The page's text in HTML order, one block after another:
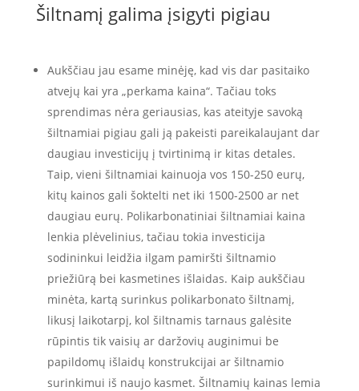
Šiltnamį galima įsigyti pigiau
Aukščiau jau esame minėję, kad vis dar pasitaiko
atvejų kai yra „perkama kaina“. Tačiau toks
sprendimas nėra geriausias, kas ateityje savoką
šiltnamiai pigiau gali ją pakeisti pareikalaujant dar
daugiau investicijų į tvirtinimą ir kitas detales.
Taip, vieni šiltnamiai kainuoja vos 150-250 eurų,
kitų kainos gali šoktelti net iki 1500-2500 ar net
daugiau eurų. Polikarbonatiniai šiltnamiai kaina
lenkia plėvelinius, tačiau tokia investicija
sodininkui leidžia ilgam pamiršti šiltnamio
priežiūrą bei kasmetines išlaidas. Kaip aukščiau
minėta, kartą surinkus polikarbonato šiltnamį,
likusį laikotarpį, kol šiltnamis tarnaus galėsite
rūpintis tik vaisių ar daržovių auginimui be
papildomų išlaidų konstrukcijai ar šiltnamio
surinkimui iš naujo kasmet. Šiltnamių kainas lemia